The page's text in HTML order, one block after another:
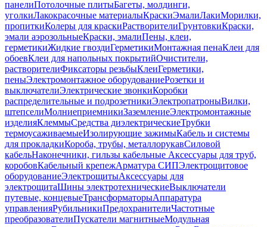
панелиПотолочные плитыБагеты, молдинги,
уголкиЛакокрасочные материалыКраскиЭмалиЛакиМорилки,
пропиткиКолеры для краскиРастворителиГрунтовкиКраски,
эмали аэрозольныеКраски, эмалиПены, клеи,
герметикиЖидкие гвоздиГерметикиМонтажная пенаКлеи для
обоевКлеи для напольных покрытийОчистители,
растворителиФиксаторы резьбыКлеиГерметики,
пеныЭлектромонтажное оборудованиеРозетки и
выключателиЭлектрические звонкиКоробки
распределительные и подрозетникиЭлектропатроныВилки,
штепселиМолниеприемникиЗаземлениеЭлектромонтажные
изделияКлеммыСредства диэлектрическиеТрубки
термоусаживаемыеИзолирующие зажимыКабель и системы
для прокладкиКороба, трубы, металлорукавСиловой
кабельНаконечники, гильзы кабельные Аксессуары для труб,
коробовКабельный крепежАрматура СИПЭлектрощитовое
оборудованиеЭлектрощитыАксессуары для
электрощитаШины электротехническиеВыключатели
путевые, концевыеТрансформаторыАппаратура
управленияРубильникиПредохранителиЧастотные
преобразователиПускатели магнитныеМодульная